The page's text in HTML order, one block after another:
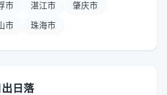
市 湛江市 肇庆市
市 珠海市
出日落